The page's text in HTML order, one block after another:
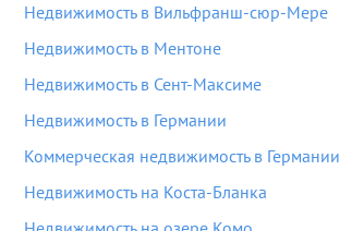
Недвижимость в Вильфранш-сюр-Мере
Недвижимость в Ментоне
Недвижимость в Сент-Максиме
Недвижимость в Германии
Коммерческая недвижимость в Германии
Недвижимость на Коста-Бланка